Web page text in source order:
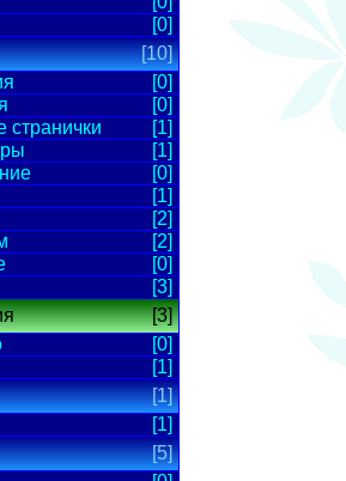
[0]
[10]
[0]
[0]
[1]
[1]
[0]
[1]
[2]
[2]
[0]
[3]
[3]
[0]
[1]
[1]
[1]
[5]